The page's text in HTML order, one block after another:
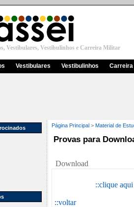
Vestibulares, Vestibulinhos e Carreira Militar
Vestibulares Vestibulinhos
Página Principal > Material de
Provas para
Download
::clique
::voltar